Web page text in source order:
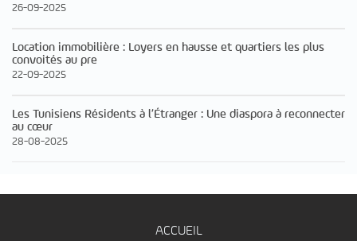
26-09-2025
Location immobilière : Loyers en hausse et quartiers les plus
convoités au pre
22-09-2025
Les Tunisiens Résidents à l’Étranger : Une diaspora à reconnecter
au cœur
28-08-2025
ACCUEIL